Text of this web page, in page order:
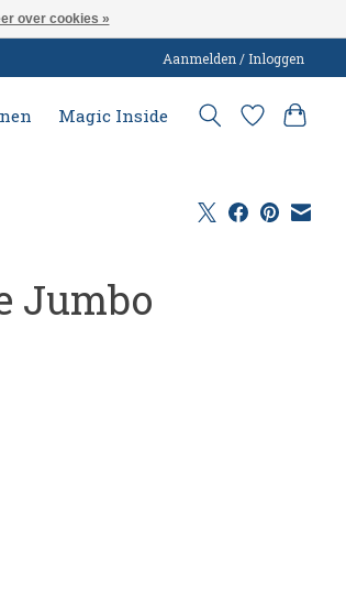
Aanmelden / Inloggen
Magic Inside
Jumbo
product is
over cookies »